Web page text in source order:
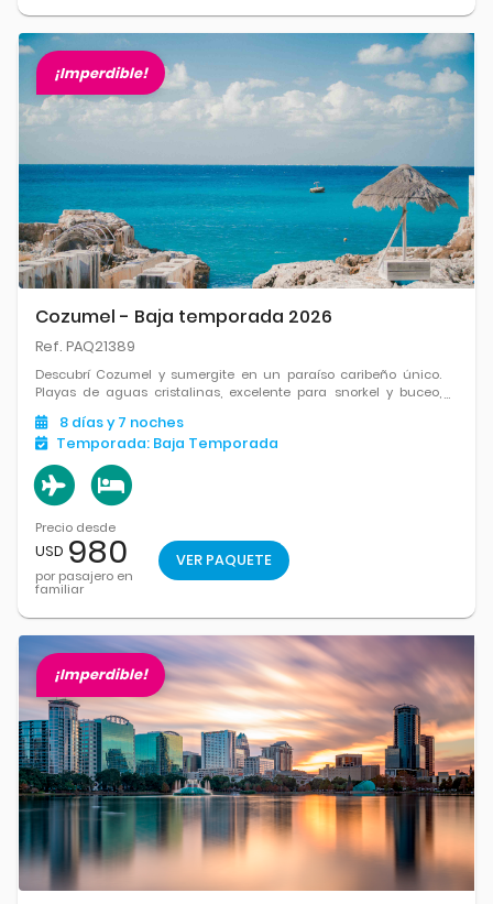
¡Imperdible!
Cozumel - Baja temporada 2026
Ref. PAQ21389
Descubrí Cozumel y sumergite en un paraíso caribeño único.
Playas de aguas cristalinas, excelente para snorkel y buceo,
como nunca.
8 díasy 7 noches
Temporada: Baja Temporada
Precio desde
USD 980
por pasajero en
familiar
VER PAQUETE
¡Imperdible!